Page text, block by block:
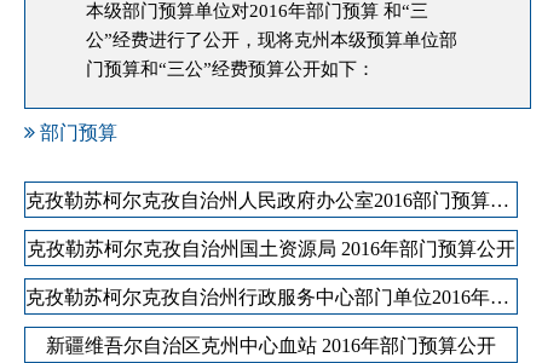
本级部门预算单位对2016年部门预算 和“三
公”经费进行了公开，现将克州本级预算单位部
门预算和“三公”经费预算公开如下：
部门预算
克孜勒苏柯尔克孜自治州人民政府办公室2016部门预算公开
克孜勒苏柯尔克孜自治州国土资源局 2016年部门预算公开
克孜勒苏柯尔克孜自治州行政服务中心部门单位2016年部门预算公开
新疆维吾尔自治区克州中心血站 2016年部门预算公开